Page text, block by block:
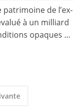
de l’ex-
à un milliard
opaques ...